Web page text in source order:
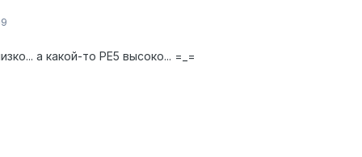
а какой-то РЕ5 высоко... =_=